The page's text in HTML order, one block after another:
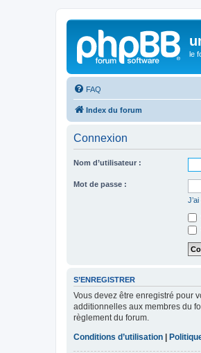
le
FAQ
Index du forum
Connexion
Nom d’utilisateur :
Mot de passe :
S’ENREGISTRER
Vous devez être enregistré pour
additionnelles aux membres du
règlement du forum.
Conditions d’utilisation